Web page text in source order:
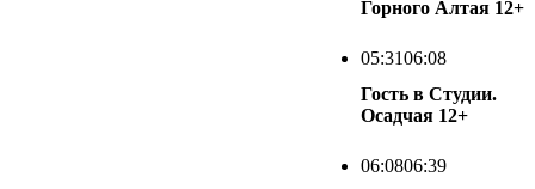
Горного Алтая 12+
05:3106:08
Гость в Студии.
Осадчая 12+
06:0806:39